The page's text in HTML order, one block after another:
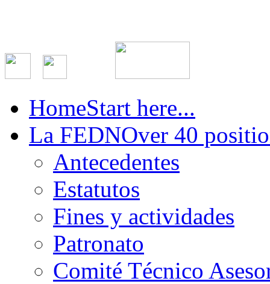
HomeStart here...
La FEDNOver 40
Antecedentes
Estatutos
Fines y actividades
Patronato
Comité Técnico